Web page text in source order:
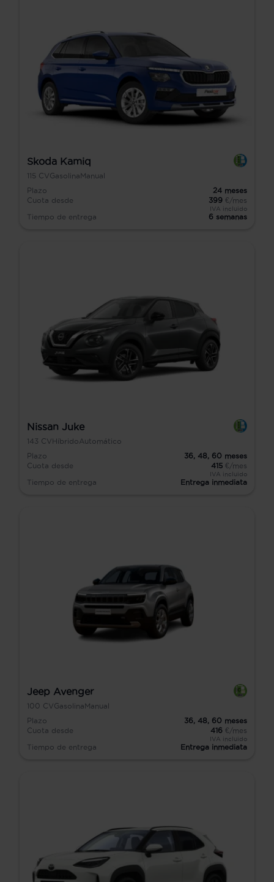
Skoda Kamiq
115 CVGasolinaManual
Plazo
24 meses
Cuota desde
399 €/mes
IVA incluido
Tiempo de entrega 6 semanas
Nissan Juke
143 CVHíbrido Automático
Plazo
36, 48, 60 meses
Cuota desde
415 €/mes
IVA incluido
Tiempo de entrega Entrega inmediata
Jeep Avenger
100 CVGasolina Manual
Plazo
36, 48, 60 meses
Cuota desde
416 €/mes
IVA incluido
Tiempo de entrega Entrega inmediata